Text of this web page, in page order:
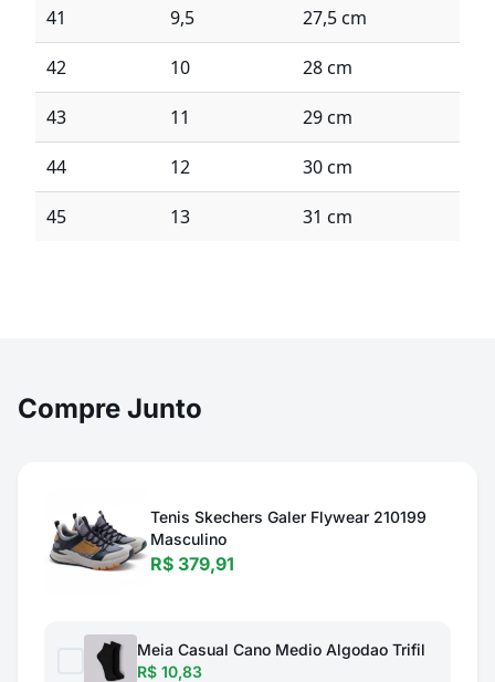
41 9,5 27,5 cm
42 10 28 cm
43 11 29 cm
44 12 30 cm
45 13 31 cm
Compre Junto
Tenis Skechers Galer Flywear 210199
Masculino
R$ 379,91
Meia Casual Cano Medio Algodao Trifil
R$ 10,83